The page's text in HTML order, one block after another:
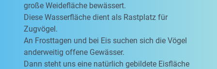
große Weidefläche bewässert.
Diese Wasserfläche dient als Rastplatz für
Zugvögel.
An Frosttagen und bei Eis suchen sich die Vögel
anderweitig offene Gewässer.
Dann steht uns eine natürlich gebildete Eisfläche